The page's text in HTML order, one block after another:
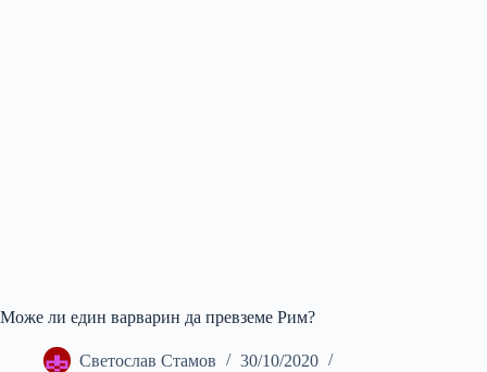
Може ли един варварин да превземе Рим?
Светослав Стамов
30/10/2020